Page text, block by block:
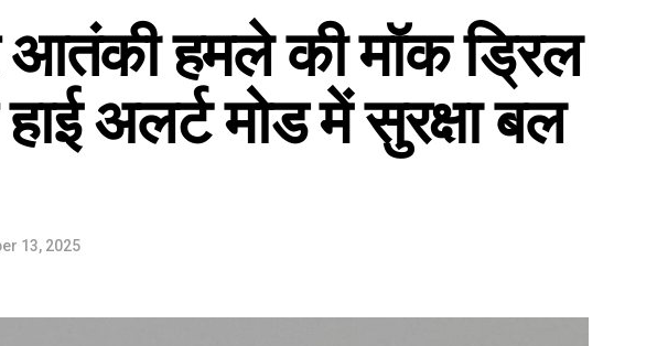
आतंकी हमले की मॉक ड्रिल
अलर्ट मोड में सुरक्षा बल
13, 2025